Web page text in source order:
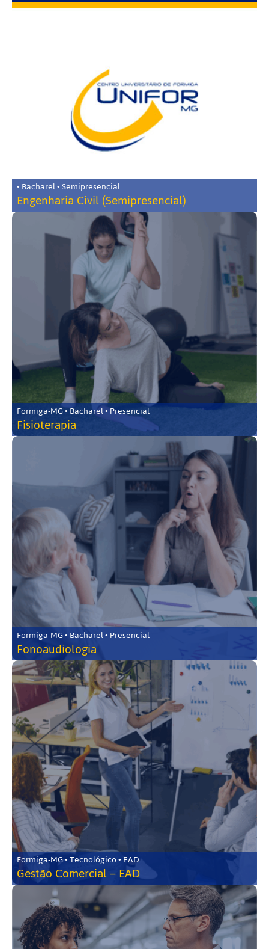
• Bacharel • Semipresencial
Engenharia Civil (Semipresencial)
Formiga-MG • Bacharel • Presencial
Fisioterapia
Formiga-MG • Bacharel • Presencial
Fonoaudiologia
Formiga-MG • Tecnológico • EAD
Gestão Comercial – EAD